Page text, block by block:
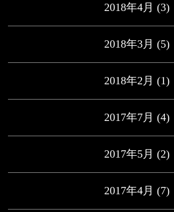
2018年4月 (3)
2018年3月 (5)
2018年2月 (1)
2017年7月 (4)
2017年5月 (2)
2017年4月 (7)